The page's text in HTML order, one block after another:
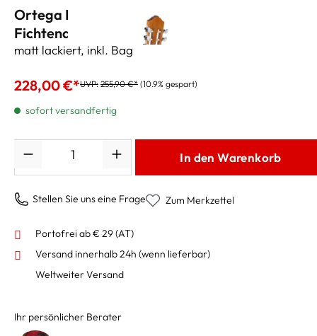
Ortega Konzertgitarre 7/8 R121
Fichtendecke
matt lackiert, inkl. Bag
228,00 €*UVP: 255,90 €* (10.9% gespart)
sofort versandfertig
In den Warenkorb
Stellen Sie uns eine Frage Zum Merkzettel
Portofrei ab € 29 (AT)
Versand innerhalb 24h (wenn lieferbar)
Weltweiter Versand
Ihr persönlicher Berater